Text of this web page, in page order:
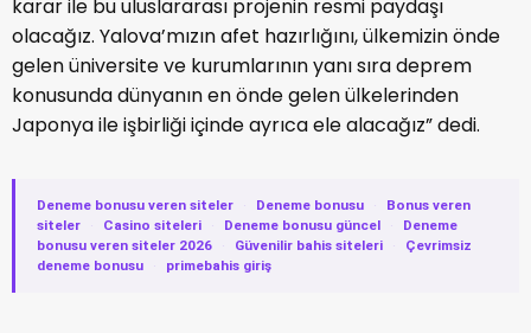
karar ile bu uluslararası projenin resmi paydaşı
olacağız. Yalova’mızın afet hazırlığını, ülkemizin önde
gelen üniversite ve kurumlarının yanı sıra deprem
konusunda dünyanın en önde gelen ülkelerinden
Japonya ile işbirliği içinde ayrıca ele alacağız” dedi.
Deneme bonusu veren siteler · Deneme bonusu ·
Bonus veren
siteler
· Casino siteleri · Deneme bonusu güncel ·
Deneme
bonusu veren siteler 2026
· Güvenilir bahis siteleri ·
Çevrimsiz
deneme bonusu
· primebahis giriş